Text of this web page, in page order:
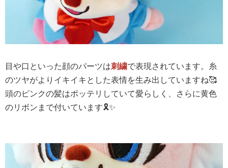
目や口といった顔のパーツは刺繍で表現されています。糸
のツヤがよりイキイキとした表情を生み出していますね🥰
頭のピンクの髪はポッテリしていて愛らしく、さらに黄色
のリボンまで付いています🎗️✨